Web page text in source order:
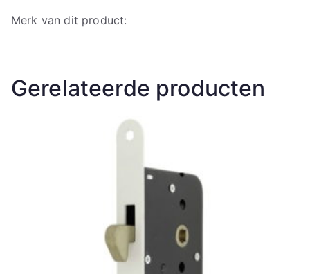
Merk van dit product:
Gerelateerde producten